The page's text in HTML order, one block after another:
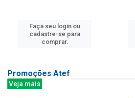
Faça seu login ou
cadastre-se para
comprar.
Promoções Atef
Veja mais